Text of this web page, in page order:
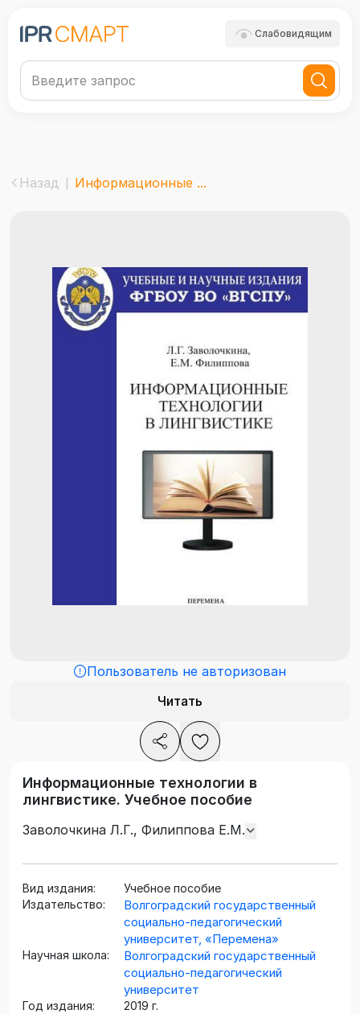
Слабовидящим
Назад Информационные ...
Пользователь не авторизован
Читать
Информационные технологии в
лингвистике. Учебное пособие
Заволочкина Л.Г., Филиппова Е.М.
Вид издания:
Учебное пособие
Издательство:
Волгоградский государственный
социально-педагогический
университет, «Перемена»
Научная школа:
Волгоградский государственный
социально-педагогический
университет
Год издания:
2019 г.